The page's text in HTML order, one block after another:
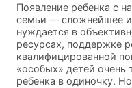
Появление ребенка с
семьи — сложнейшее
нуждается в
ресурсах, поддержке
квалифицированной
«особых» детей очень
ребенка в одиночку.